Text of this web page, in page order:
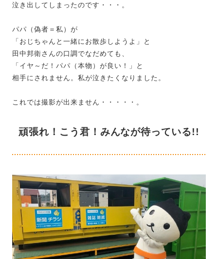
泣き出してしまったのです・・・。
パパ（偽者＝私）が
「おじちゃんと一緒にお散歩しようよ」と
田中邦衛さんの口調でなだめても、
「イヤ～だ！パパ（本物）が良い！」と
相手にされません。私が泣きたくなりました。
これでは撮影が出来ません・・・・・。
頑張れ！こう君！みんなが待っている!!